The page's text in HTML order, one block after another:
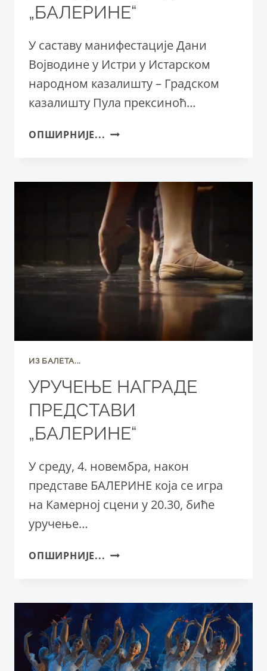
„БАЛЕРИНЕ“
У саставу манифестације Дани
Војводине у Истри у Истарском
народном казалишту – Градском
казалишту Пула прексиноћ…
ОПШИРНИЈЕ... ДАНИ
У
ИНК-
У
ИЗВЕДЕНА
ПРЕДСТАВА
„БАЛЕРИНЕ“
ИЗ БАЛЕТА...
УРУЧЕЊЕ НАГРАДЕ
ПРЕДСТАВИ
„БАЛЕРИНЕ“
У среду, 4. новембра, након
представе БАЛЕРИНЕ која се игра
на Камерној сцени у 20.30, биће
уручење…
ОПШИРНИЈЕ... УРУЧЕЊЕ